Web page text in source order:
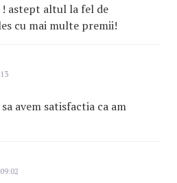
astept altul la fel de
cu mai multe premii!
avem satisfactia ca am